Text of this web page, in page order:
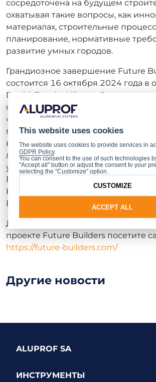
сосредоточена на будущем
охватывая такие вопросы, как
материалах, строительные
планирование, нормативные
развитие умных городов.
Грандиозное завершение Future
состоится 16 октября 2024 года в
DoubleTree by Hilton в Варшаве, где
объявлены победители
«Объект Года в системах
предыдущих лауреатов премии —
выдающиеся проекты, как
лингвистики и неофилологии
университета, отель Nobu в
Варшавской пивоварни,
Kulturhus в Шеллефтео, Швеция,
Вроцлаве и .KTW в Катовице.
Для получения дополнительной
проекте Future Builders посетите
https://future-builders.com/
Другие новости
ALUPROF SA
ИНСТРУМЕНТЫ
This website uses cookies
The website uses cookies to provide services in
GDPR Policy.
You can consent to the use of such technologies
"Accept all" button or adjust the consent to your
selecting the "Customize" option.
ACCEPT ALL
CUSTOMIZE